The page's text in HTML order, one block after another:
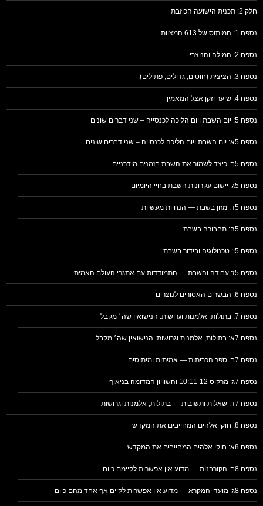
חלק 2: תכנית הישועה הכוזבת
נספח 1: המיתוס של 613 המצוות
נספח 2: המילה והנוצרי
נספח 3: הציצית (חוטים, גדילים, פתילים)
נספח 4: שיער וזקן אצל המאמין
נספח 5: יום השבת ויום הליכה לכנסייה – שני דברים שונים
נספח 5א: יום השבת ויום הליכה לכנסייה – שני דברים שונים
נספח 5ב: כיצד לשמור את השבת בזמנים מודרניים
נספח 5ג: יישום עקרונות השבת בחיי היומיום
נספח 5ד: מזון בשבת — הנחיות מעשיות
נספח 5ה: תחבורה בשבת
נספח 5ו: טכנולוגיה ובידור בשבת
נספח 5ז: עבודה והשבת — התמודדות עם אתגרי העולם האמיתי
נספח 6: הבשרים האסורים לנוצרים
נספח 7: בתולות, אלמנות וגרושות: הנישואין שה׳ מקבל
נספח 7א: בתולות, אלמנות וגרושות: הנישואין שה׳ מקבל
נספח 7ב: ספר הכריתות — אמיתות ומיתוסים
נספח 7ג: מרקוס 10:11-12 והשוויון המדומה בניאוף
נספח 7ד: שאלות ותשובות — בתולות, אלמנות וגרושות
נספח 8: חוקי אלהים המחייבים את המקדש
נספח 8א: חוקי אלהים המחייבים את המקדש
נספח 8ב: הקורבנות — מדוע אין אפשרות לקיימם כיום
נספח 8ג: מועדי המקרא — מדוע אין אפשרות לקיים אף אחד מהם כיום